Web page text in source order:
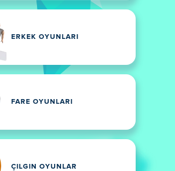
ERKEK OYUNLARI
FARE OYUNLARI
ÇILGIN OYUNLAR